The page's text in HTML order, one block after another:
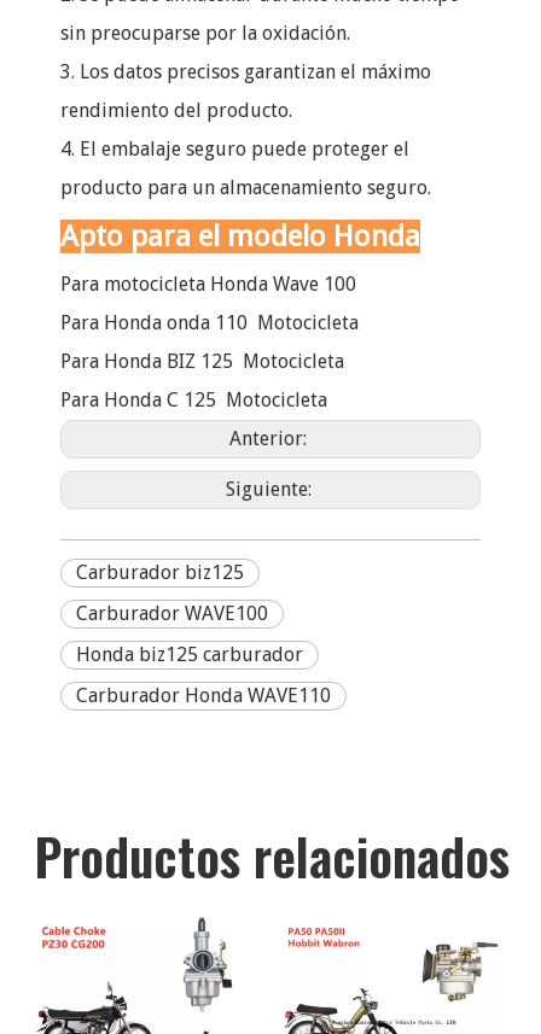
sin preocuparse por la oxidación.
3. Los datos precisos garantizan el máximo
rendimiento del producto.
4. El embalaje seguro puede proteger el
producto para un almacenamiento seguro.
Apto para el modelo Honda
Para motocicleta Honda Wave 100
Para Honda onda 110 Motocicleta
Para Honda BIZ 125 Motocicleta
Para Honda C 125 Motocicleta
Anterior:
Siguiente:
Carburador biz125
Carburador WAVE100
Honda biz125 carburador
Carburador Honda WAVE110
Productos relacionados